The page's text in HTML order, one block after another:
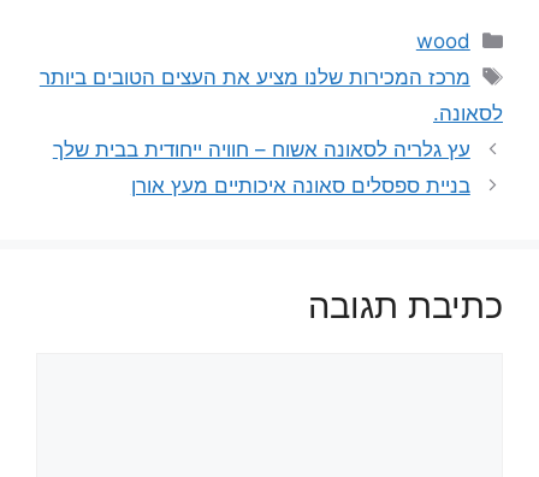
קטגוריות
wood
תגיות
מרכז המכירות שלנו מציע את העצים הטובים ביותר
לסאונה.
עץ גלריה לסאונה אשוח – חוויה ייחודית בבית שלך
בניית ספסלים סאונה איכותיים מעץ אורן
כתיבת תגובה